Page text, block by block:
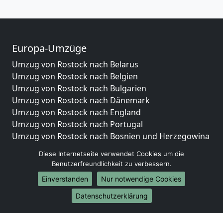
Europa-Umzüge
Umzug von Rostock nach Belarus
Umzug von Rostock nach Belgien
Umzug von Rostock nach Bulgarien
Umzug von Rostock nach Dänemark
Umzug von Rostock nach England
Umzug von Rostock nach Portugal
Umzug von Rostock nach Bosnien und Herzegowina
Umzug von Rostock nach Lettland
Umzug von Rostock nach Zypern
Umzug von Rostock nach Kroatien
Umzug von Rostock nach Estland
Diese Internetseite verwendet Cookies um die
Benutzerfreundlichkeit zu verbessern.
Einverstanden
Nur notwendige Cookies
Datenschutzerklärung